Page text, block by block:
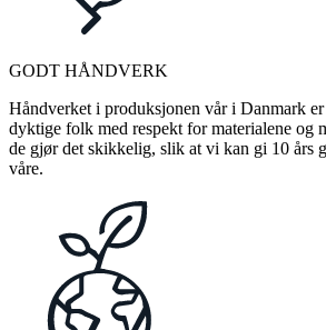
GODT HÅNDVERK
Håndverket i produksjonen vår i Danmark
dyktige folk med respekt for materialene og
de gjør det skikkelig, slik at vi kan gi 10 års
våre.